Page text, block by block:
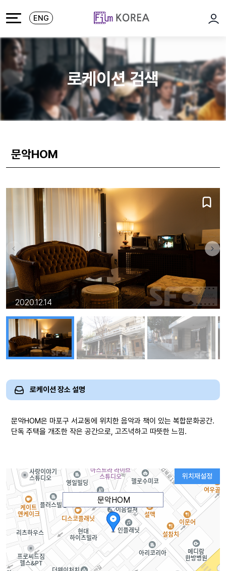
ENG
로
로케이션 검색
문악HOM
2020.12.14
로케이션 장소 설명
문악HOM은 마포구 서교동에 위치한 음악과 책이 있는 복합문화공간.
단독 주택을 개조한 작은 공간으로, 고즈녁하고 따뜻한 느낌.
문악HOM
위치재설정